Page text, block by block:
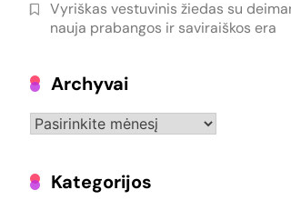
Vyriškas vestuvinis žiedas su
nauja prabangos ir saviraiškos era
Archyvai
Archyvai
Kategorijos